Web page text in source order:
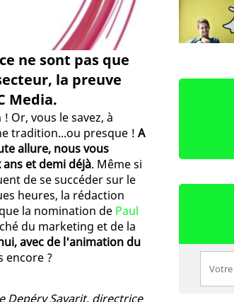
ne sont pas que
la preuve
Media.
Or, vous le savez, à
tradition...ou presque ! A
allure, nous vous
et demi déjà. Même si
de se succéder sur le
heures, la rédaction
la nomination de Paul
du marketing et de la
avec de l'animation du
encore ?
Depéry Savarit, directrice